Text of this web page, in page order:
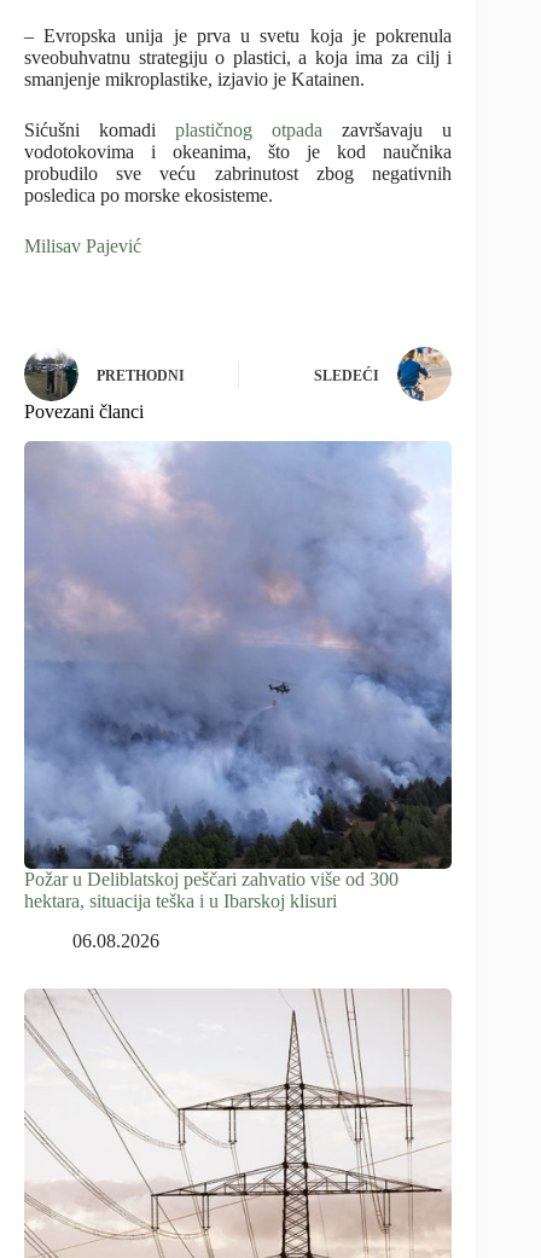
– Evropska unija je prva u svetu koja je pokrenula
sveobuhvatnu strategiju o plastici, a koja ima za cilj i
smanjenje mikroplastike, izjavio je Katainen.
Sićušni komadiplastičnog otpada završavaju u
vodotokovima i okeanima, što je kod naučnika
probudilo sve veću zabrinutost zbog negativnih
posledica po morske ekosisteme.
Milisav Pajević
PRETHODNI SLEDEĆI
Povezani članci
Požar u Deliblatskoj peščari zahvatio više od 300
hektara, situacija teška i u Ibarskoj klisuri
06.08.2026